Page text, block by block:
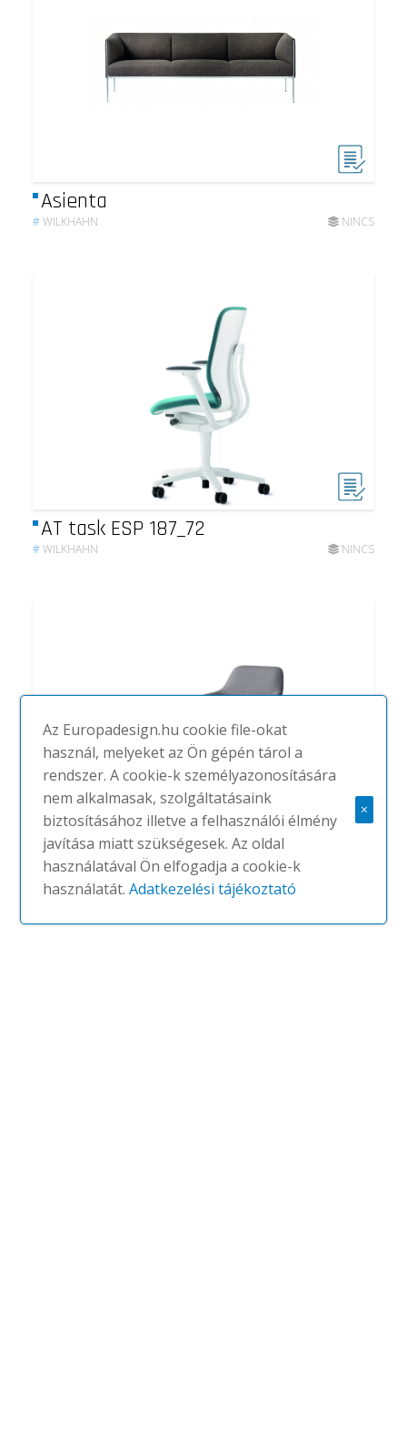
Asienta
#WILKHAHN NINCS
AT task ESP 187_72
#WILKHAHN NINCS
Occo
WILKHAHN
Az Europadesign.hu cookie file-okat
használ, melyeket az Ön gépén tárol a
rendszer. A cookie-k személyazonosítására
nem alkalmasak, szolgáltatásaink
biztosításához illetve a felhasználói élmény
javítása miatt szükségesek. Az oldal
használatával Ön elfogadja a cookie-k
használatát.Adatkezelési tájékoztató
×